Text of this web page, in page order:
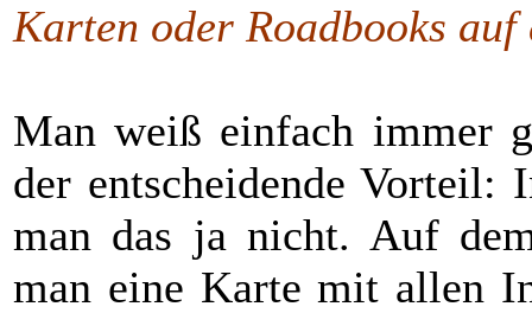
Karten oder Roadbooks auf
Man weiß einfach immer
der entscheidende Vorteil:
man das ja nicht. Auf
man eine Karte mit allen